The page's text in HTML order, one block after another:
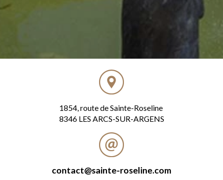
1854, route de Sainte-Roseline
8346 LES ARCS-SUR-ARGENS
contact@sainte-roseline.com